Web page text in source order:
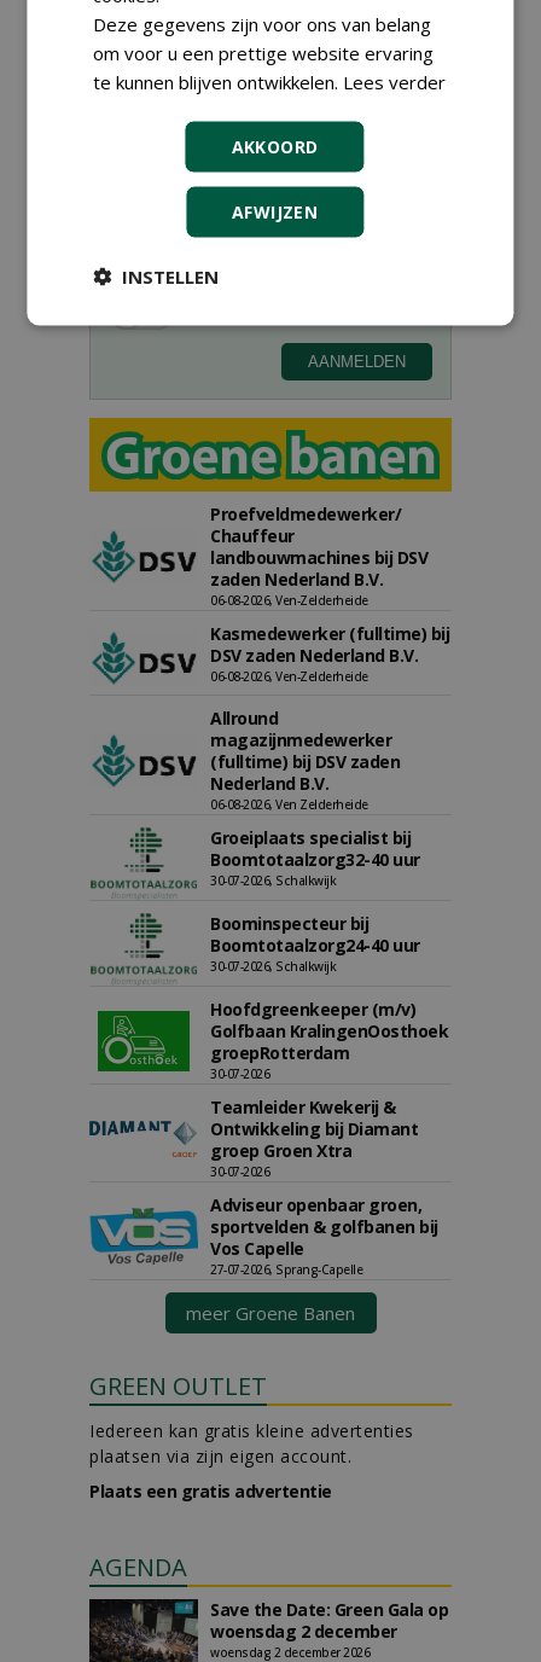
Meld je aan voor onze digitale
Proefveldmedewerker/
Chauffeur
landbouwmachines bij DSV
zaden Nederland B.V.
06-08-2026, Ven-Zelderheide
Kasmedewerker (fulltime) bij
DSV zaden Nederland B.V.
06-08-2026, Ven-Zelderheide
Allround
magazijnmedewerker
(fulltime) bij DSV zaden
Nederland B.V.
06-08-2026, Ven Zelderheide
Groeiplaats specialist bij
Boomtotaalzorg32-40 uur
30-07-2026, Schalkwijk
Boominspecteur bij
Boomtotaalzorg24-40 uur
30-07-2026, Schalkwijk
Hoofdgreenkeeper (m/v)
Golfbaan KralingenOosthoek
groepRotterdam
30-07-2026
Teamleider Kwekerij &
Ontwikkeling bij Diamant
groep Groen Xtra
30-07-2026
Adviseur openbaar groen,
sportvelden & golfbanen bij
Vos Capelle
27-07-2026, Sprang-Capelle
meer Groene Banen
GREEN OUTLET
Iedereen kan gratis kleine advertenties
plaatsen via zijn eigen account.
Plaats een gratis advertentie
AGENDA
Save the Date: Green Gala op
woensdag 2 december
woensdag 2 december 2026
Deze gegevens zijn voor ons van belang
om voor u een prettige website ervaring
te kunnen blijven ontwikkelen. Lees verder
AKKOORD
AFWIJZEN
INSTELLEN